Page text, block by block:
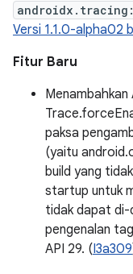
Versi 1.1.0-alpha02
Fitur Baru
Menambahkan
paksa
(yaitu
build yang
startup untuk
tidak dapat di-
pengenalan
API 29. (I3a309